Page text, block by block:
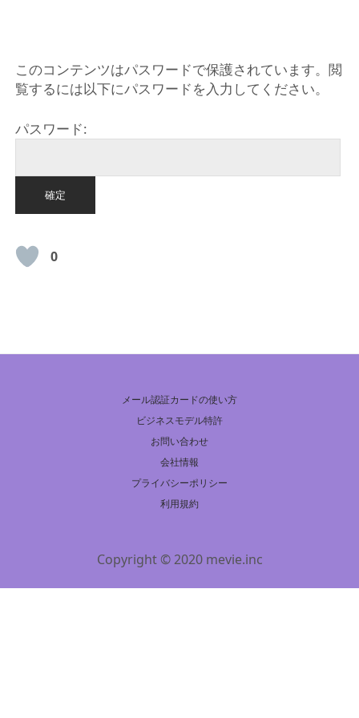
このコンテンツはパスワードで保護されています。閲
覧するには以下にパスワードを入力してください。
パスワード:
0
メール認証カードの使い方
ビジネスモデル特許
お問い合わせ
会社情報
プライバシーポリシー
利用規約
Copyright © 2020 mevie.inc